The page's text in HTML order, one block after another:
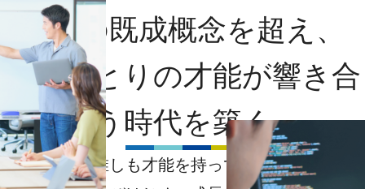
業界の既成概念を超え、
一人ひとりの才能が響き合
う時代を築く
人は誰しも才能を持っています。